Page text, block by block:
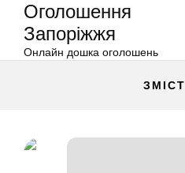
Оголошення
Запоріжжя
Онлайн дошка оголошень
ЗМІСТ